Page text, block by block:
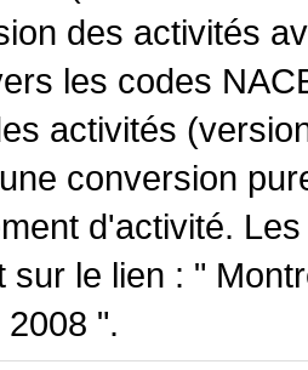
des activités
les codes
activités
conversion
d'activité.
sur le lien : "
".